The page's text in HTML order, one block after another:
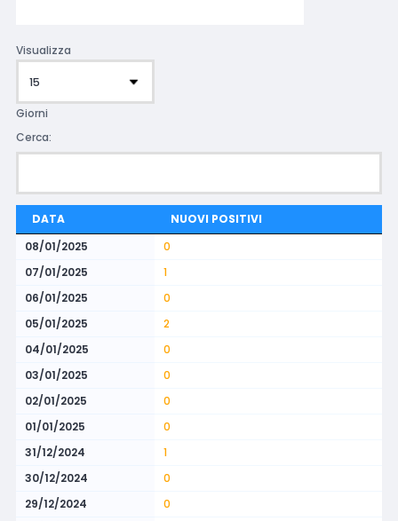
Visualizza
Giorni
Cerca:
DATA
NUOVI POSITIVI
08/01/2025
0
07/01/2025
1
06/01/2025
0
05/01/2025
2
04/01/2025
0
03/01/2025
0
02/01/2025
0
01/01/2025
0
31/12/2024
1
30/12/2024
0
29/12/2024
0